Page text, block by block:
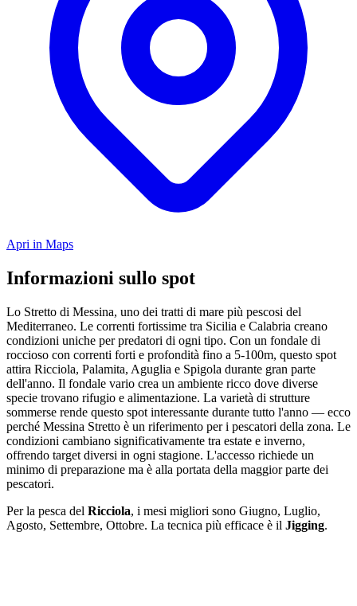
Apri in Maps
Informazioni sullo spot
Lo Stretto di Messina, uno dei tratti di mare più pescosi del
Mediterraneo. Le correnti fortissime tra Sicilia e Calabria creano
condizioni uniche per predatori di ogni tipo. Con un fondale di
roccioso con correnti forti e profondità fino a 5-100m, questo spot
attira Ricciola, Palamita, Aguglia e Spigola durante gran parte
dell'anno. Il fondale vario crea un ambiente ricco dove diverse
specie trovano rifugio e alimentazione. La varietà di strutture
sommerse rende questo spot interessante durante tutto l'anno — ecco
perché Messina Stretto è un riferimento per i pescatori della zona. Le
condizioni cambiano significativamente tra estate e inverno,
offrendo target diversi in ogni stagione. L'accesso richiede un
minimo di preparazione ma è alla portata della maggior parte dei
pescatori.
Per la pesca del Ricciola, i mesi migliori sono Giugno, Luglio,
Agosto, Settembre, Ottobre. La tecnica più efficace è il Jigging.